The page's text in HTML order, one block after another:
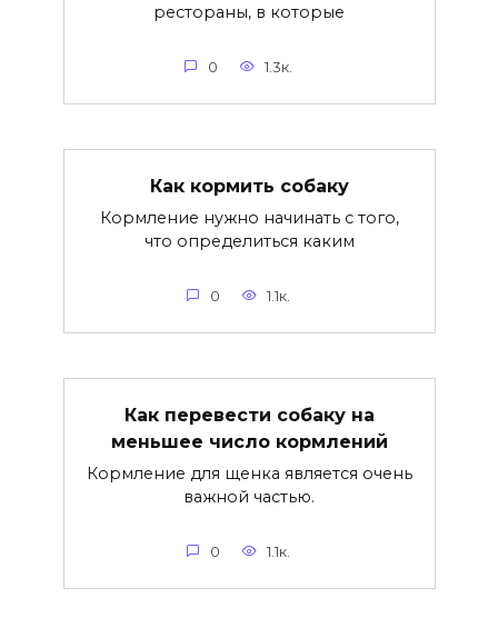
рестораны, в которые
0 1.3к.
Как кормить собаку
Кормление нужно начинать с того,
что определиться каким
0 1.1к.
Как перевести собаку на
меньшее число кормлений
Кормление для щенка является очень
важной частью.
0 1.1к.